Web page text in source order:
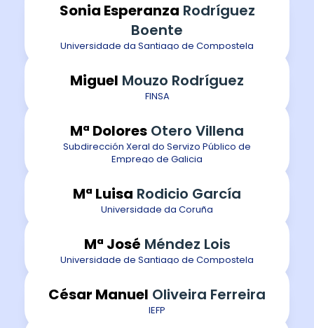
Sonia Esperanza Rodríguez
Boente
Universidade da Santiago de Compostela
Miguel Mouzo Rodríguez
FINSA
Mª Dolores Otero Villena
Subdirección Xeral do Servizo Público de
Emprego de Galicia
Mª Luisa Rodicio García
Universidade da Coruña
Mª José Méndez Lois
Universidade de Santiago de Compostela
César Manuel Oliveira Ferreira
IEFP